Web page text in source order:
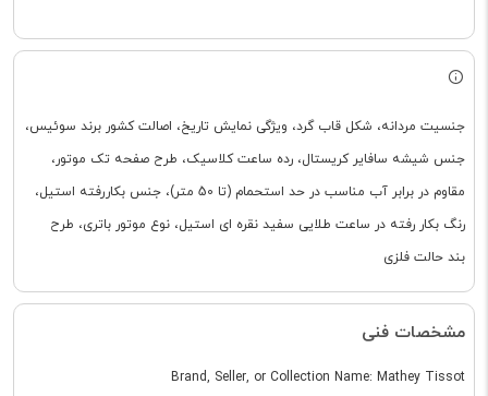
جنسیت مردانه، شکل قاب گرد، ویژگی نمایش تاریخ، اصالت کشور برند سوئیس،
جنس شیشه سافایر کریستال، رده ساعت کلاسیک، طرح صفحه تک موتور،
مقاوم در برابر آب مناسب در حد استحمام (تا 50 متر)، جنس بکاررفته استیل،
رنگ بکار رفته در ساعت طلایی سفید نقره ای استیل، نوع موتور باتری، طرح
بند حالت فلزی
مشخصات فنی
Brand, Seller, or Collection Name: Mathey Tissot